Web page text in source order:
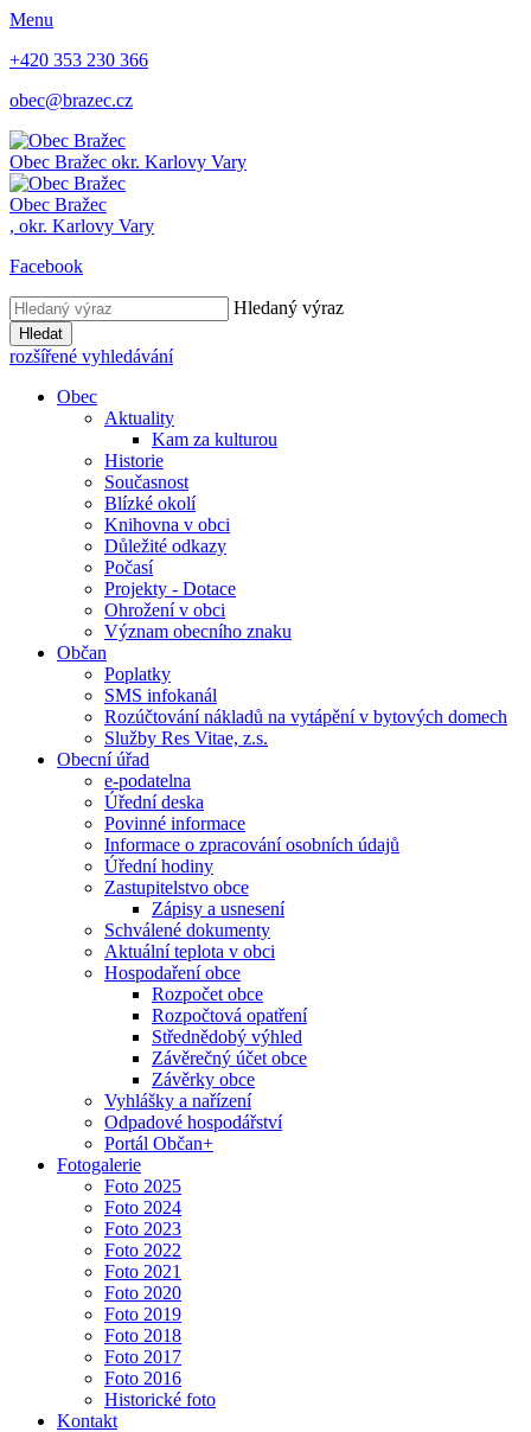
Menu
+420 353 230 366
obec@brazec.cz
Obec Bražec okr. Karlovy Vary
Obec Bražec
, okr. Karlovy Vary
Facebook
Hledaný výraz
Hledat
rozšířené vyhledávání
Obec
Aktuality
Kam za kulturou
Historie
Současnost
Blízké okolí
Knihovna v obci
Důležité odkazy
Počasí
Projekty - Dotace
Ohrožení v obci
Význam obecního znaku
Občan
Poplatky
SMS infokanál
Rozúčtování nákladů na vytápění v bytových domech
Služby Res Vitae, z.s.
Obecní úřad
e-podatelna
Úřední deska
Povinné informace
Informace o zpracování osobních údajů
Úřední hodiny
Zastupitelstvo obce
Zápisy a usnesení
Schválené dokumenty
Aktuální teplota v obci
Hospodaření obce
Rozpočet obce
Rozpočtová opatření
Střednědobý výhled
Závěrečný účet obce
Závěrky obce
Vyhlášky a nařízení
Odpadové hospodářství
Portál Občan+
Fotogalerie
Foto 2025
Foto 2024
Foto 2023
Foto 2022
Foto 2021
Foto 2020
Foto 2019
Foto 2018
Foto 2017
Foto 2016
Historické foto
Kontakt